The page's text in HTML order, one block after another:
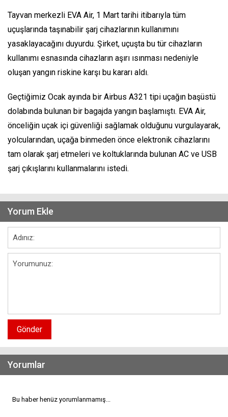
Tayvan merkezli EVA Air, 1 Mart tarihi itibarıyla tüm
uçuşlarında taşınabilir şarj cihazlarının kullanımını
yasaklayacağını duyurdu. Şirket, uçuşta bu tür cihazların
kullanımı esnasında cihazların aşırı ısınması nedeniyle
oluşan yangın riskine karşı bu kararı aldı.
Geçtiğimiz Ocak ayında bir Airbus A321 tipi uçağın başüstü
dolabında bulunan bir bagajda yangın başlamıştı. EVA Air,
önceliğin uçak içi güvenliği sağlamak olduğunu vurgulayarak,
yolcularından, uçağa binmeden önce elektronik cihazlarını
tam olarak şarj etmeleri ve koltuklarında bulunan AC ve USB
şarj çıkışlarını kullanmalarını istedi.
Yorum Ekle
Gönder
Yorumlar
Bu haber henüz yorumlanmamış...